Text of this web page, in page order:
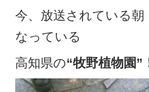
今、放送されている
なっている
高知県の“牧野植物園”